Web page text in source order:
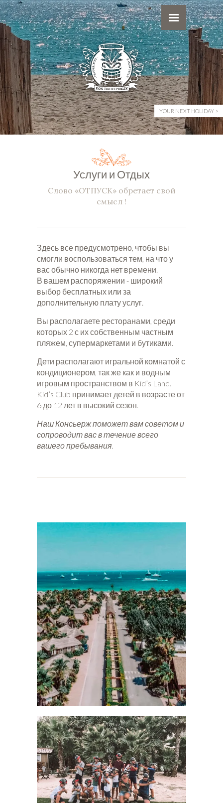
YOUR NEXT HOLIDAY
Услуги и Отдых
Слово «ОТПУСК» обретает свой
смысл !
Здесь все предусмотрено, чтобы вы
смогли воспользоваться тем, на что у
вас обычно никогда нет времени.
В вашем распоряжении - широкий
выбор бесплатных или за
дополнительную плату услуг.
Вы располагаете ресторанами, среди
которых 2 с их собственным частным
пляжем, супермаркетами и бутиками.
Дети располагают игральной комнатой с
кондиционером, так же как и водным
игровым пространством в Kid’s Land.
Kid’s Club принимает детей в возрасте от
6 до 12 лет в высокий сезон.
Наш Консьерж поможет вам советом и
сопроводит вас в течение всего
вашего пребывания.